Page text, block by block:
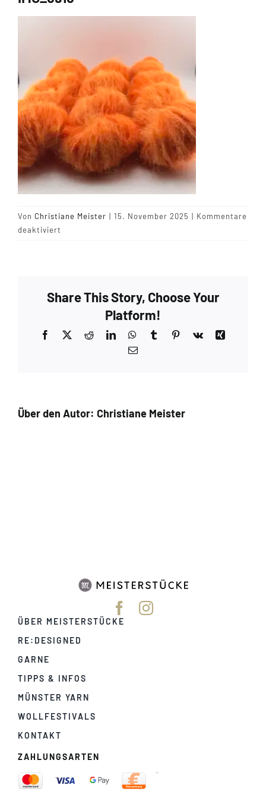
Münster Yarn
Wollfestivals
Kontakt
Von Christiane Meister | 15. November 2025 | Kommentare
deaktiviert
Share This Story, Choose Your
Platform!
Facebook Reddit LinkedInWhatsApp
TumblrPinterest
Vk
E-
Über den Autor: Christiane Meister
ÜBER MEISTERSTÜCKE
RE:DESIGNED
GARNE
TIPPS & INFOS
MÜNSTER YARN
WOLLFESTIVALS
KONTAKT
ZAHLUNGSARTEN